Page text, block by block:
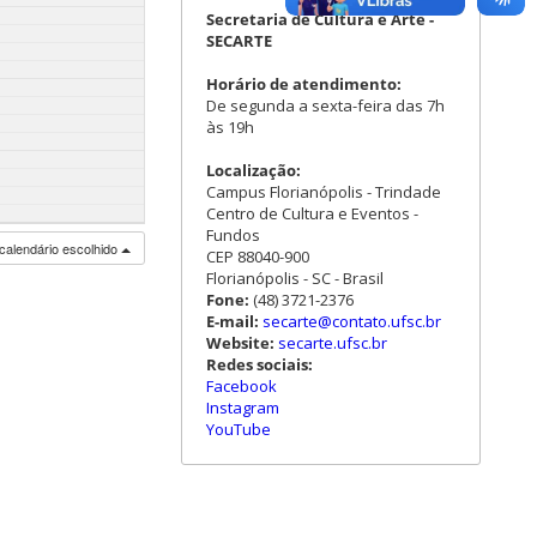
escolhido
Secretaria de Cultura e Arte -
SECARTE
Horário de atendimento:
De segunda a sexta-feira das 7h
às 19h
Localização:
Campus Florianópolis - Trindade
Centro de Cultura e Eventos -
Fundos
CEP 88040-900
Florianópolis - SC - Brasil
Fone: (48) 3721-2376
E-mail: secarte@contato.ufsc.br
Website: secarte.ufsc.br
Redes sociais:
Facebook
Instagram
YouTube